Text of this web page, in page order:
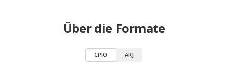
Über die Formate
CPIO ARJ